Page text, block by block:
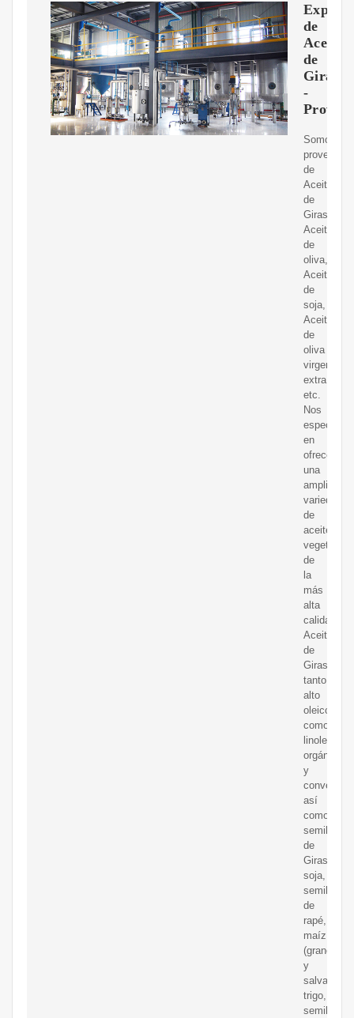
de
Aceite
de
Girasol
-
Somos
de
Aceite
de
Girasol,
Aceite
de
oliva,
Aceite
de
soja,
Aceite
de
oliva
virgen
extra,
etc.
Nos
en
ofrecer
una
amplia
variedad
de
aceites
vegetales
de
la
más
alta
calidad,
Aceite
de
Girasol
tanto
alto
oleico
como
linoleico
orgánico
y
así
como
semillas
de
Girasol,
soja,
semillas
de
rapé,
maíz
(grano
y
salvado),
trigo,
semillas